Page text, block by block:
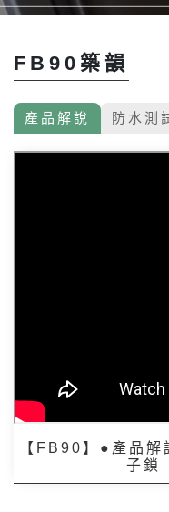
FB90築韻
產品解說 防水測
【FB90】●產品
子鎖